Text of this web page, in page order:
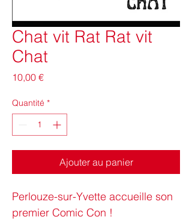
Chat vit Rat Rat vit
Chat
10,00 €Prix
Quantité *
Ajouter au panier
Perlouze-sur-Yvette accueille son
premier Comic Con !